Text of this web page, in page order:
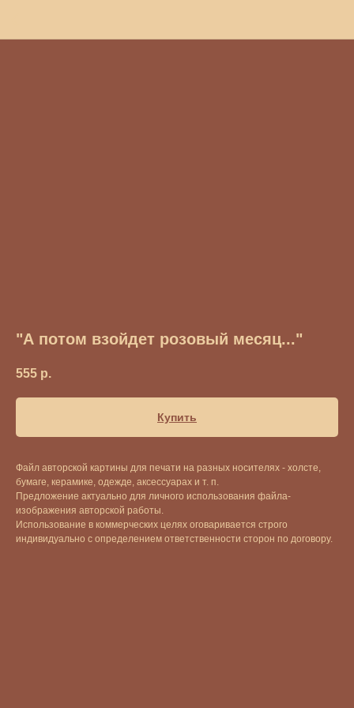
"А потом взойдет розовый месяц..."
555 р.
Купить
Файл авторской картины для печати на разных носителях - холсте,
бумаге, керамике, одежде, аксессуарах и т. п.
Предложение актуально для личного использования файла-
изображения авторской работы.
Использование в коммерческих целях оговаривается строго
индивидуально с определением ответственности сторон по договору.